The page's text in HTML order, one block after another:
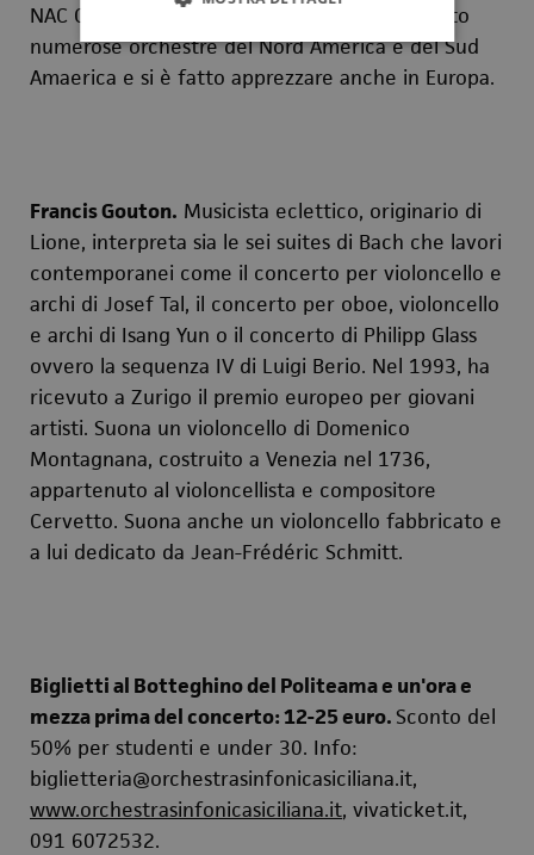
NAC Conductors Program di Ottawa. Ha diretto
numerose orchestre del Nord America e del Sud
Amaerica e si è fatto apprezzare anche in Europa.
Francis Gouton. Musicista eclettico, originario di
Lione, interpreta sia le sei suites di Bach che lavori
contemporanei come il concerto per violoncello e
archi di Josef Tal, il concerto per oboe, violoncello
e archi di Isang Yun o il concerto di Philipp Glass
ovvero la sequenza IV di Luigi Berio. Nel 1993, ha
ricevuto a Zurigo il premio europeo per giovani
artisti. Suona un violoncello di Domenico
Montagnana, costruito a Venezia nel 1736,
appartenuto al violoncellista e compositore
Cervetto. Suona anche un violoncello fabbricato e
a lui dedicato da Jean-Frédéric Schmitt.
Bigliettial Botteghino del Politeama e un'ora e
mezza prima del concerto: 12-25 euro. Sconto del
50% per studenti e under 30. Info:
biglietteria@orchestrasinfonicasiciliana.it,
www.orchestrasinfonicasiciliana.it, vivaticket.it,
091 6072532.